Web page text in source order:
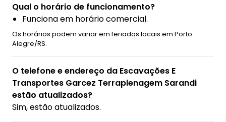
Qual o horário de funcionamento?
Funciona em horário comercial.
Os horários podem variar em feriados locais em Porto
Alegre/RS.
O telefone e endereço da Escavações E
Transportes Garcez Terraplenagem Sarandi
estão atualizados?
Sim, estão atualizados.